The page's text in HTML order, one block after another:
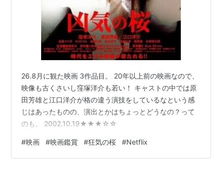
26.8月に観た映画 3作品目。 20年以上前の映画なので、
映像も古くさいし窪塚洋介も若い！ キャストの中では原
田芳雄と江口洋介が格の違う演技をしているなという感
じはあったものの、演出とかはちょっとどうなの？って
のも。 2002.10.19★★★☆☆
#映画 #映画鑑賞 #狂気の桜 #Netflix